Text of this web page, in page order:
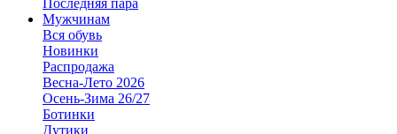
Последняя пара
Мужчинам
Вся обувь
Новинки
Распродажа
Весна-Лето 2026
Осень-Зима 26/27
Ботинки
Дутики